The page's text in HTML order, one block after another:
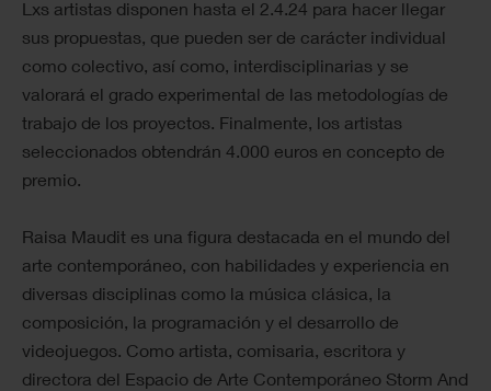
Lxs artistas disponen hasta el 2.4.24 para hacer llegar
sus propuestas, que pueden ser de carácter individual
como colectivo, así como, interdisciplinarias y se
valorará el grado experimental de las metodologías de
trabajo de los proyectos. Finalmente, los artistas
seleccionados obtendrán 4.000 euros en concepto de
premio.
Raisa Maudit es una figura destacada en el mundo del
arte contemporáneo, con habilidades y experiencia en
diversas disciplinas como la música clásica, la
composición, la programación y el desarrollo de
videojuegos. Como artista, comisaria, escritora y
directora del Espacio de Arte Contemporáneo Storm And